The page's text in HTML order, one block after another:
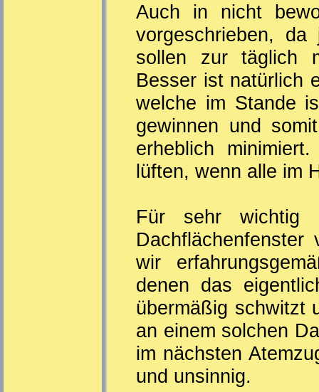
Auch in nicht
vorgeschrieben,
sollen zur täglich
Besser ist natürlich
welche im Stande
gewinnen und
erheblich
lüften, wenn alle im
Für sehr wichtig
wir
denen das
übermäßig schwitzt
an einem solchen
im nächsten
und unsinnig.